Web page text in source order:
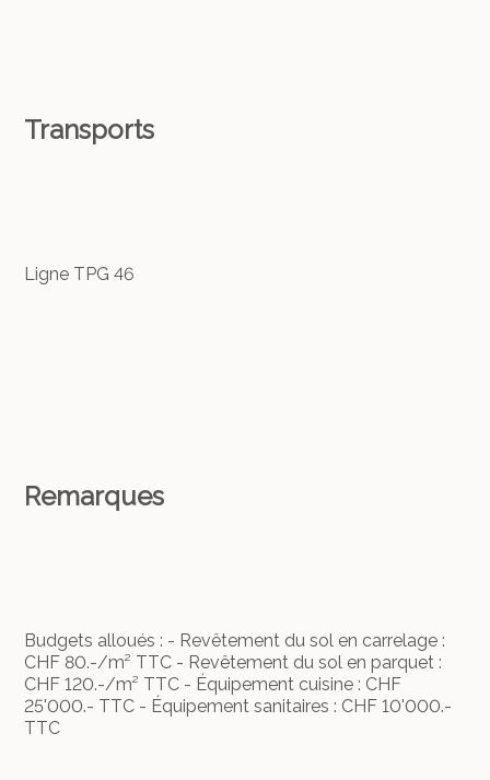
Transports
Ligne TPG 46
Remarques
Budgets alloués : - Revêtement du sol en carrelage :
CHF 80.-/m² TTC - Revêtement du sol en parquet :
CHF 120.-/m² TTC - Équipement cuisine : CHF
25'000.- TTC - Équipement sanitaires : CHF 10'000.-
TTC